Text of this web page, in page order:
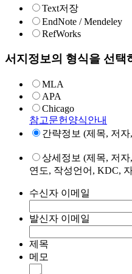
Text저장
EndNote / Mendeley
RefWorks
서지정보의 형식을 선택
MLA
APA
Chicago
참고문헌양식안내
간략정보 (제목, 저
상세정보 (제목, 저
연도, 작성언어, KDC,
수신자 이메일
발신자 이메일
제목
메모